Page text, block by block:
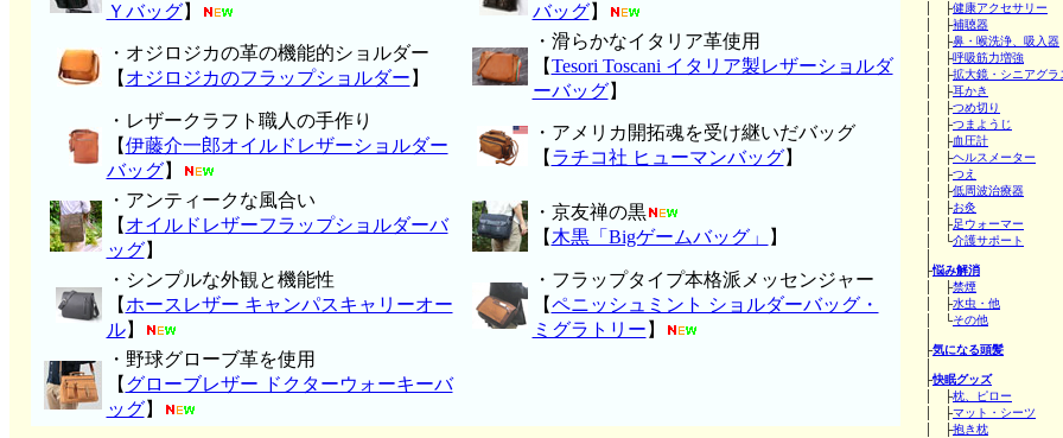
│ ├健康アクセサリー
│ ├補聴器
│ ├鼻・喉洗浄、吸入器
│ ├呼吸筋力増強
│ ├拡大鏡・シニアグラ
│ ├耳かき
│ ├つめ切り
│ ├つまようじ
│ ├血圧計
│ ├ヘルスメーター
│ ├つえ
│ ├低周波治療器
│ ├お灸
│ ├足ウォーマー
│ └介護サポート
├悩み解消
│ ├禁煙
│ ├水虫・他
│ └その他
├気になる頭髪
├快眠グッズ
│ ├枕、ピロー
│ ├マット・シーツ
│ ├抱き枕
Ｙバッグ】
バッグ】
・オジロジカの革の機能的ショルダー
【 オジロジカのフラップショルダー 】
・滑らかなイタリア革使用
【Tesori Toscani イタリア製レザーショルダ
ーバッグ】
・レザークラフト職人の手作り
【伊藤介一郎オイルドレザーショルダー
バッグ】
・アメリカ開拓魂を受け継いだバッグ
【 ラチコ社 ヒューマンバッグ】
・アンティークな風合い
【 オイルドレザーフラップショルダーバ
ッグ】
・京友禅の黒
【 木黒「Bigゲームバッグ」 】
・シンプルな外観と機能性
【 ホースレザー キャンパスキャリーオー
ル】
・フラップタイプ本格派メッセンジャー
【ペニッシュミント ショルダーバッグ・
ミグラトリー 】
・野球グローブ革を使用
【 グローブレザー ドクターウォーキーバ
ッグ】